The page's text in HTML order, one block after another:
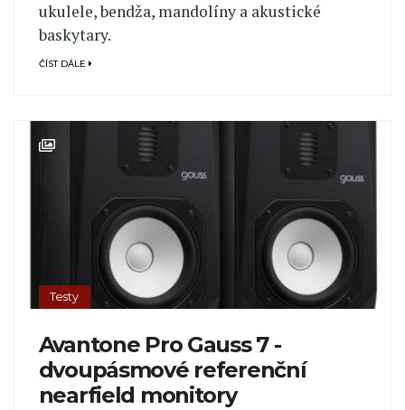
ukulele, bendža, mandolíny a akustické
baskytary.
ČÍST DÁLE
Testy
Avantone Pro Gauss 7 -
dvoupásmové referenční
nearfield monitory